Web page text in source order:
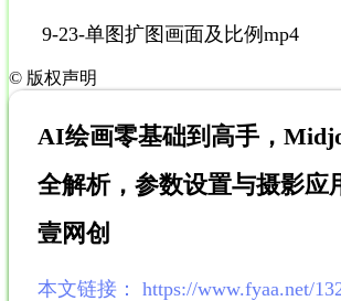
9-23-单图扩图画面及比例mp4
© 版权声明
AI绘画零基础到高手，
全解析，参数设置与摄影应
壹网创
本文链接： https://www.fyaa.net/